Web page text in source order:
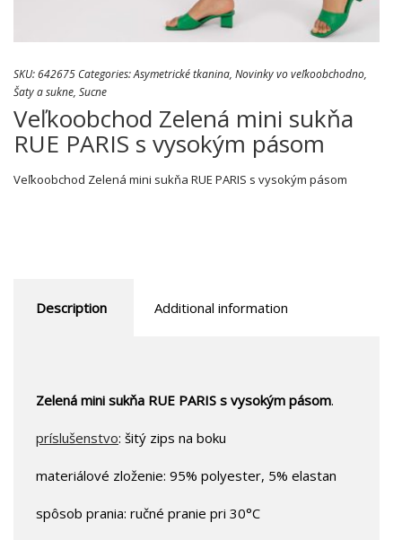
SKU:642675 Categories:Asymetrické tkanina, Novinky vo veľkoobchodno,
Šaty a sukne, Sucne
Veľkoobchod Zelená mini sukňa
RUE PARIS s vysokým pásom
Veľkoobchod Zelená mini sukňa RUE PARIS s vysokým pásom
Description Additional information
Zelená mini sukňa RUE PARIS s vysokým pásom.
príslušenstvo: šitý zips na boku
materiálové zloženie: 95% polyester, 5% elastan
spôsob prania: ručné pranie pri 30°C